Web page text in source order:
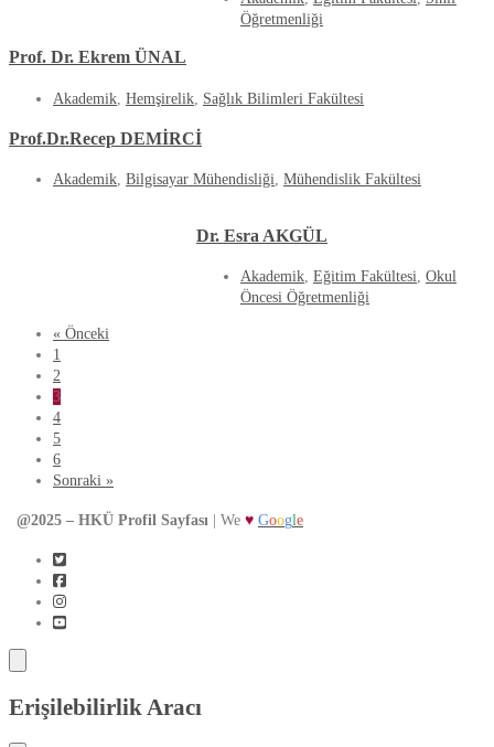
Öğretmenliği
Prof. Dr. Ekrem ÜNAL
Akademik Hemşirelik Sağlık Bilimleri Fakültesi
Prof.Dr.Recep DEMİRCİ
Akademik, Bilgisayar Mühendisliği, Mühendislik Fakültesi
Dr. Esra AKGÜL
Akademik, Eğitim Fakültesi, Okul
Öncesi Öğretmenliği
« Önceki
1
2
3
4
5
6
Sonraki »
@2025 – HKÜ Profil Sayfası | We ♥ Google
Erişilebilirlik Aracı